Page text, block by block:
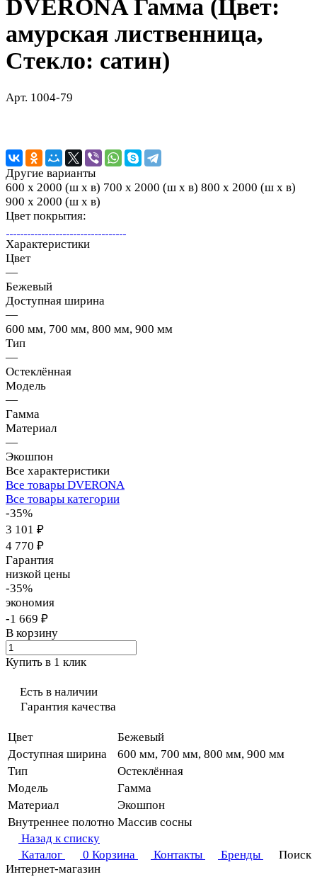
DVERONA Гамма (Цвет:
амурская лиственница,
Стекло: сатин)
Арт. 1004-79
Другие варианты
600 х 2000 (ш х в) 700 х 2000 (ш х в) 800 х 2000 (ш х в)
900 х 2000 (ш х в)
Цвет покрытия:
Характеристики
Цвет
—
Бежевый
Доступная ширина
—
600 мм, 700 мм, 800 мм, 900 мм
Тип
—
Остеклённая
Модель
—
Гамма
Материал
—
Экошпон
Все характеристики
Все товары DVERONA
Все товары категории
-35%
3 101 ₽
4 770 ₽
Гарантия
низкой цены
-35%
экономия
-1 669 ₽
В корзину
Купить в 1 клик
Есть в наличии
Гарантия качества
Цвет
Бежевый
Доступная ширина
600 мм, 700 мм, 800 мм, 900 мм
Тип
Остеклённая
Модель
Гамма
Материал
Экошпон
Внутреннее полотно Массив сосны
Назад к списку
Каталог
0 Корзина Контакты Бренды
Поиск
Интернет-магазин